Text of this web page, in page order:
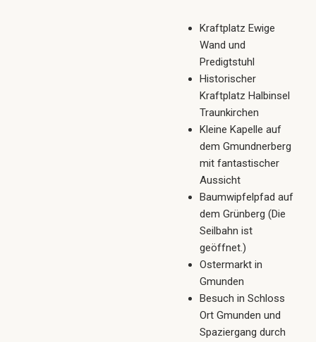
Kraftplatz Ewige
Wand und
Predigtstuhl
Historischer
Kraftplatz Halbinsel
Traunkirchen
Kleine Kapelle auf
dem Gmundnerberg
mit fantastischer
Aussicht
Baumwipfelpfad auf
dem Grünberg (Die
Seilbahn ist
geöffnet.)
Ostermarkt in
Gmunden
Besuch in Schloss
Ort Gmunden und
Spaziergang durch